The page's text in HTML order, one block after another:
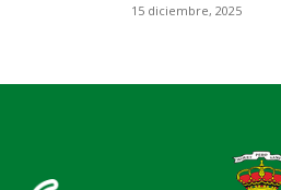
15 diciembre, 2025